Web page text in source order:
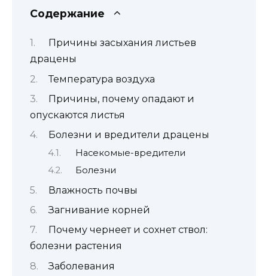
Содержание
Причины засыхания листьев
драцены
Температура воздуха
Причины, почему опадают и
опускаются листья
Болезни и вредители драцены
Насекомые-вредители
Болезни
Влажность почвы
Загнивание корней
Почему чернеет и сохнет ствол:
болезни растения
Заболевания